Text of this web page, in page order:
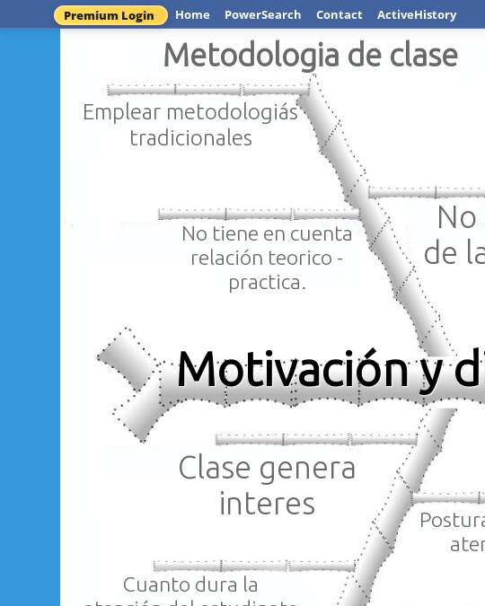
Premium Login Home PowerSearch Contact ActiveHistory
Metodologia de clase
Emplear metodologiás
tradicionales
No
de
No tiene en cuenta
relación teorico -
practica.
Clase genera
interes
Cuanto dura la
Motivación y